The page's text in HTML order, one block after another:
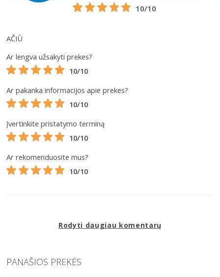
10/10
AČIŪ
Ar lengva užsakyti prekes?
10/10
Ar pakanka informacijos apie prekes?
10/10
Įvertinkite pristatymo terminą
10/10
Ar rekomenduosite mus?
10/10
Rodyti daugiau komentarų
PANAŠIOS PREKĖS